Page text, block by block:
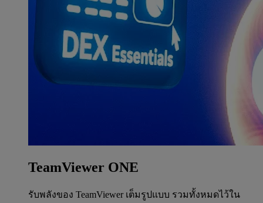
TeamViewer ONE
รับพลังของ TeamViewer เต็มรูปแบบ รวมทั้งหมดไว้ใน